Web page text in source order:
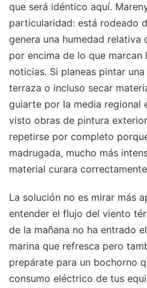
que será idéntico aquí.
particularidad: está rodeado
genera una humedad relativa
por encima de lo que marcan
noticias. Si planeas pintar
terraza o incluso secar
guiarte por la media regional
visto obras de pintura
repetirse por completo
madrugada, mucho más
material curara
La solución no es mirar más
entender el flujo del viento
de la mañana no ha entrado
marina que refresca pero
prepárate para un bochorno
consumo eléctrico de tus